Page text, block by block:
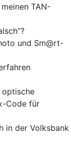
TAN-
und Sm@rt-
optische
Code für
in der Volksbank